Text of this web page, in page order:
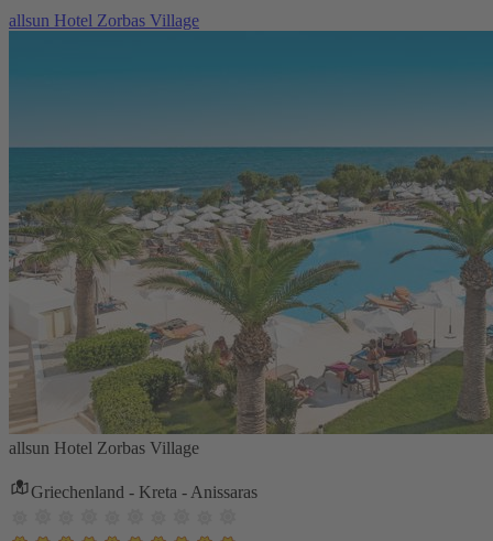
allsun Hotel Zorbas Village
allsun Hotel Zorbas Village
Griechenland - Kreta - Anissaras